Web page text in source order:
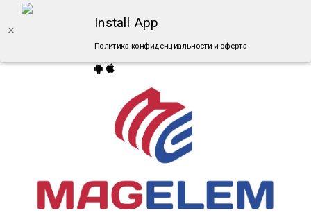
Install App
Политика конфиденциальности и оферта